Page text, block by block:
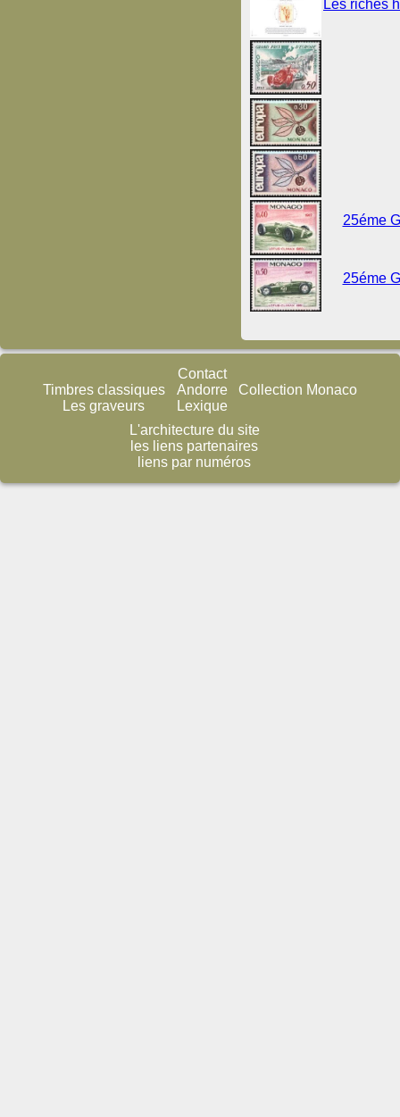
Les riches
25éme
25éme
Timbres classiques
Les graveurs
Contact
Andorre
Lexique
Collection Monaco
L'architecture du site
les liens partenaires
liens par numéros